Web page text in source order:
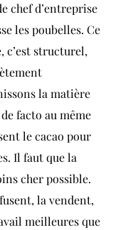
chef d’entreprise
les poubelles. Ce
c’est structurel,
la matière
facto au même
le cacao pour
Il faut que la
cher possible.
la vendent,
meilleures que